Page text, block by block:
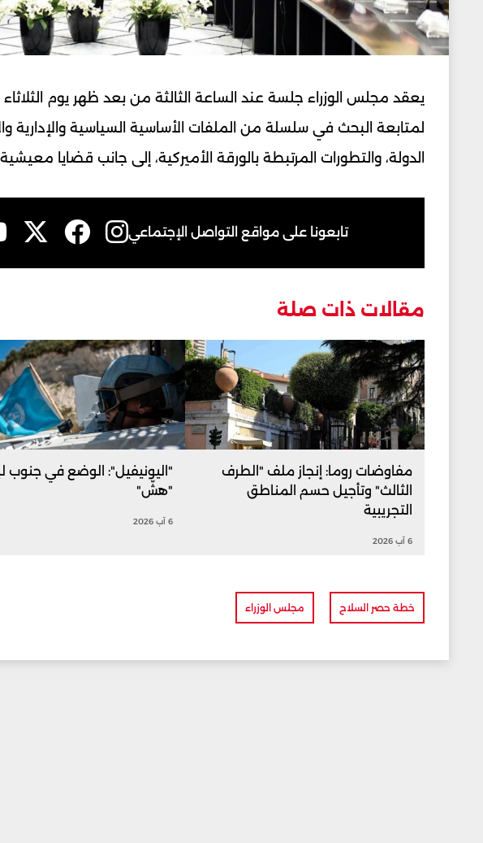
لمتابعة ‏البحث في سلسلة من الملفات الأساسية السياسية
الدولة، والتطورات المرتبطة ‏بالورقة الأميركية، إلى جانب قضايا
تابعونا على مواقع التواصل الإجتماعي
مقالات ذات صلة
مفاوضات روما: إنجاز ملف "الطرف
الثالث" وتأجيل حسم المناطق
التجريبية
6 آب 2026
"اليونيفيل": الوضع في جنوب
"هشّ"
6 آب 2026
خطة حصر السلاح مجلس الوزراء